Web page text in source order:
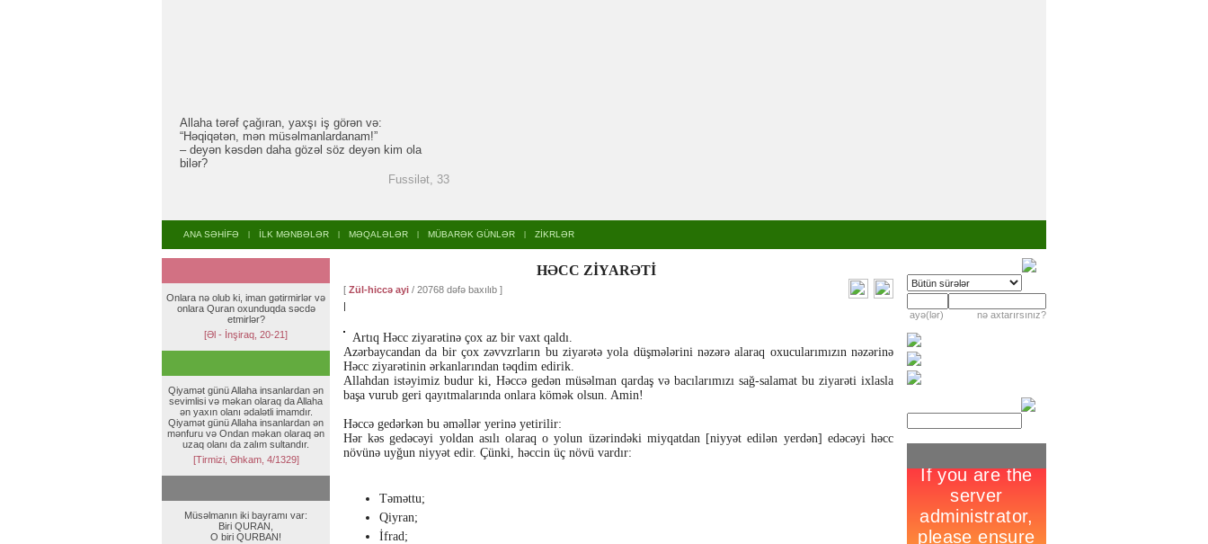
Allaha tərəf çağıran, yaxşı iş görən və:
“Həqiqətən, mən müsəlmanlardanam!”
– deyən kəsdən daha gözəl söz deyən kim ola
bilər?
Fussilət, 33
ANA SƏHİFƏ İLK MƏNBƏLƏR MƏQALƏLƏR MÜBARƏK GÜNLƏR ZİKRLƏR
Onlara nə olub ki, iman gətirmirlər və
onlara Quran oxunduqda səcdə
etmirlər?
[Əl - İnşiraq, 20-21]
Qiyamət günü Allaha insanlardan ən
sevimlisi və məkan olaraq da Allaha
ən yaxın olanı ədalətli imamdır.
Qiyamət günü Allaha insanlardan ən
mənfuru və Ondan məkan olaraq ən
uzaq olanı da zalım sultandır.
[Tirmizi, Əhkam, 4/1329]
Müsəlmanın iki bayramı var:
Biri QURAN,
O biri QURBAN!
HƏCC ZİYARƏTİ
[ Zül-hiccə ayi / 20768 dəfə baxılıb ]
|
Artıq Həcc ziyarətinə çox az bir vaxt qaldı.
Azərbaycandan da bir çox zəvvzrların bu ziyarətə yola düşmələrini nəzərə alaraq oxucularımızın nəzərinə
Həcc ziyarətinin ərkanlarından təqdim edirik.
Allahdan istəyimiz budur ki, Həccə gedən müsəlman qardaş və bacılarımızı sağ-salamat bu ziyarəti ixlasla
başa vurub geri qayıtmalarında onlara kömək olsun. Amin!
Həccə gedərkən bu əməllər yerinə yetirilir:
Hər kəs gedəcəyi yoldan asılı olaraq o yolun üzərindəki miyqatdan [niyyət edilən yerdən] edəcəyi həcc
növünə uyğun niyyət edir. Çünki, həccin üç növü vardır:
Təməttu;
Qiyran;
İfrad;
ayə(lər) nə axtarırsınız?